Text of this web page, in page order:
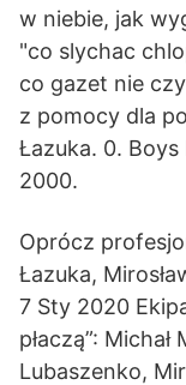
w niebie, jak
"co slychac
co gazet nie
z pomocy dla
Łazuka. 0. Boys
2000.
Oprócz
Łazuka,
7 Sty 2020
płaczą”:
Lubaszenko,